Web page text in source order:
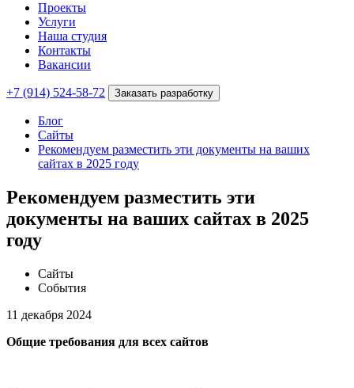
Проекты
Услуги
Наша студия
Контакты
Вакансии
+7 (914) 524-58-72 Заказать разработку
Блог
Сайты
Рекомендуем разместить эти документы на ваших
сайтах в 2025 году
Рекомендуем разместить эти
документы на ваших сайтах в 2025
году
Сайты
События
11 декабря 2024
Общие требования для всех сайтов